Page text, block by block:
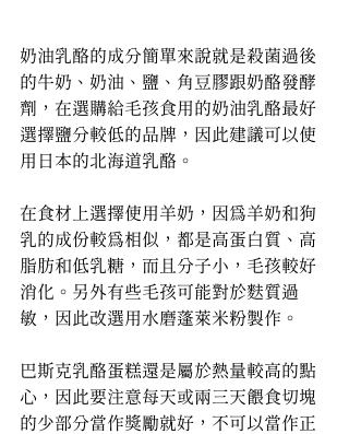
奶油乳酪的成分簡單來說就是殺菌過後
的牛奶、奶油、鹽、角豆膠跟奶酪發酵
劑，在選購給毛孩食用的奶油乳酪最好
選擇鹽分較低的品牌，因此建議可以使
用日本的北海道乳酪。
在食材上選擇使用羊奶，因為羊奶和狗
乳的成份較為相似，都是高蛋白質、高
脂肪和低乳糖，而且分子小，毛孩較好
消化。另外有些毛孩可能對於麩質過
敏，因此改選用水磨蓬萊米粉製作。
巴斯克乳酪蛋糕還是屬於熱量較高的點
心，因此要注意每天或兩三天餵食切塊
的少部分當作獎勵就好，不可以當作正